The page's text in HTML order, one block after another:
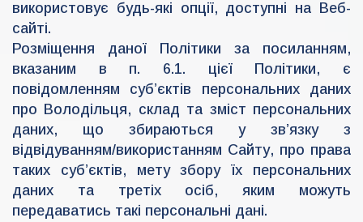
використовує будь-які опції, доступні на Веб-
сайті.
Розміщення даної Політики за посиланням,
вказаним в п. 6.1. цієї Політики, є
повідомленням суб’єктів персональних даних
про Володільця, склад та зміст персональних
даних, що збираються у зв’язку з
відвідуванням/використанням Сайту, про права
таких суб’єктів, мету збору їх персональних
даних та третіх осіб, яким можуть
передаватись такі персональні дані.